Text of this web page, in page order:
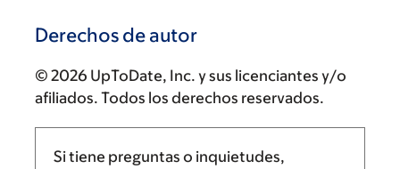
Derechos de autor
© 2026 UpToDate, Inc. y sus licenciantes y/o
afiliados. Todos los derechos reservados.
Si tiene preguntas o inquietudes,